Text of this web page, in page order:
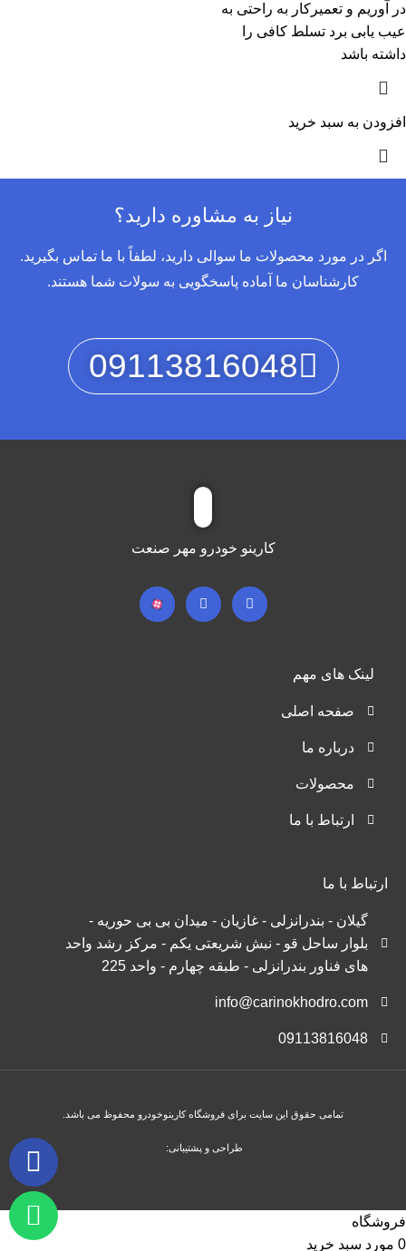
در آوریم و تعمیرکار به راحتی به
عیب یابی برد تسلط کافی را
داشته باشد
افزودن به سبد خرید
نیاز به مشاوره دارید؟
اگر در مورد محصولات ما سوالی دارید، لطفاً با ما تماس بگیرید.
کارشناسان ما آماده پاسخگویی به سولات شما هستند.
09113816048
کارینو خودرو مهر صنعت
لینک های مهم
صفحه اصلی
درباره ما
محصولات
ارتباط با ما
ارتباط با ما
گیلان - بندرانزلی - غازیان - میدان بی بی حوریه -
بلوار ساحل قو - نبش شریعتی یکم - مرکز رشد واحد
های فناور بندرانزلی - طبقه چهارم - واحد 225
info@carinokhodro.com
09113816048
تمامی حقوق این سایت برای فروشگاه کارینوخودرو محفوظ می باشد.
طراحی و پشتیبانی:
فروشگاه
0 مورد سبد خرید